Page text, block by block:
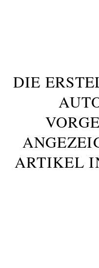
DIE
ARTIKEL